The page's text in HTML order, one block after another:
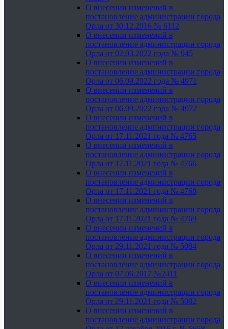
О внесении изменений в
постановление администрации города
Орла от 30.12.2016 № 6112
О внесении изменений в
постановление администрации города
Орла от 02.03.2022 года № 945
О внесении изменений в
постановление администрации города
Орла от 06.09.2022 года № 4971
О внесении изменений в
постановление администрации города
Орла от 06.09.2022 года № 4972
О внесении изменений в
постановление администрации города
Орла от 17.11.2021 года № 4765
О внесении изменений в
постановление администрации города
Орла от 17.11.2021 года № 4766
О внесении изменений в
постановление администрации города
Орла от 17.11.2021 года № 4768
О внесении изменений в
постановление администрации города
Орла от 17.11.2021 года № 4769
О внесении изменений в
постановление администрации города
Орла от 29.11.2021 года № 5084
О внесении изменений в
постановление администрации города
Орла от 07.06.2017 №2411
О внесении изменений в
постановление администрации города
Орла от 29.11.2021 года № 5082
О внесении изменений в
постановление администрации города